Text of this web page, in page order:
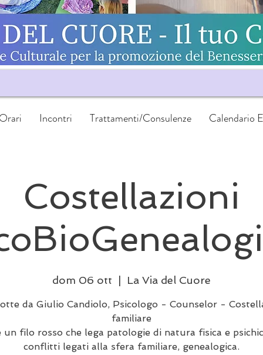
Incontri Trattamenti/Consulenze Calendario
Costellazioni
dom 06 ott La Via del Cuore
da Giulio Candiolo, Psicologo - Counselor -
familiare
un filo rosso che lega patologie di natura fisica e
conflitti legati alla sfera familiare, genealogica.